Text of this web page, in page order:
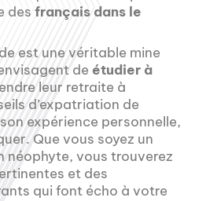
des français dans le
est une véritable mine
de étudier à
leur retraite à
d’expatriation de
expérience personnelle,
Que vous soyez un
néophyte, vous trouverez
et des
qui font écho à votre